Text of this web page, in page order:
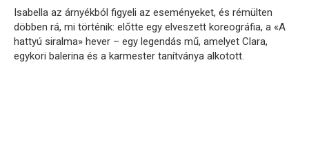
Isabella az árnyékból figyeli az eseményeket, és rémülten
döbben rá, mi történik: előtte egy elveszett koreográfia, a «A
hattyú siralma» hever – egy legendás mű, amelyet Clara,
egykori balerina és a karmester tanítványa alkotott.